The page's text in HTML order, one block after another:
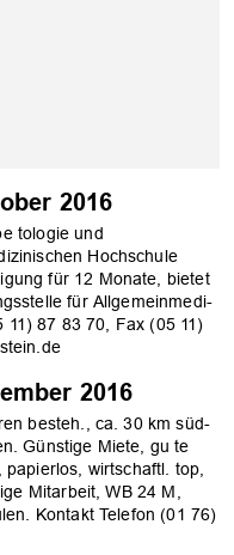
2016
tologie und
Hochschule
für 12 Monate, bietet
für Allgemeinmedi­
11) 87 83 70, Fax (05 11)
2016
besteh., ca. 30 km süd­
Günstige Miete, gu­ te
wirtschaftl. top,
Mitarbeit, WB 24 M,
Kontakt Telefon (01 76)